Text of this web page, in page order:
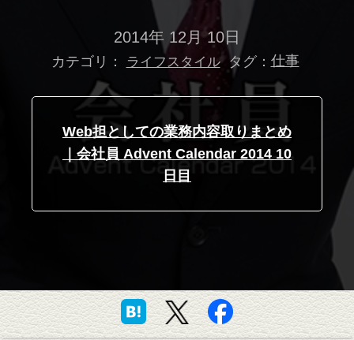
2014年 12月 10日
カテゴリ： ライフスタイル タグ： 仕事
Web担としての業務内容取りまとめ
｜会社員 Advent Calendar 2014 10
日目